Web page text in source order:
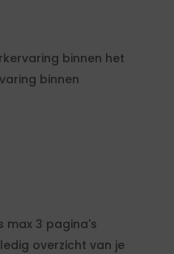
binnen het
binnen
max 3 pagina's
overzicht van je